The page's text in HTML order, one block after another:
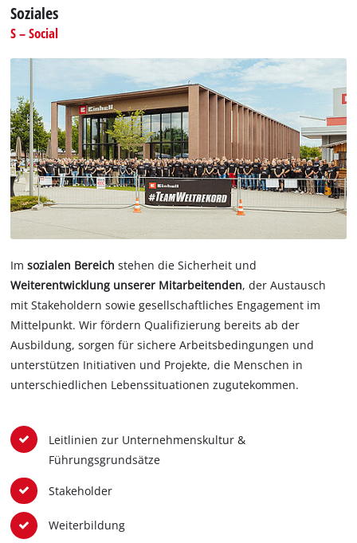
Soziales
S – Social
Imsozialen Bereich stehen die Sicherheit und
Weiterentwicklung unserer Mitarbeitenden, der Austausch
mit Stakeholdern sowie gesellschaftliches Engagement im
Mittelpunkt. Wir fördern Qualifizierung bereits ab der
Ausbildung, sorgen für sichere Arbeitsbedingungen und
unterstützen Initiativen und Projekte, die Menschen in
unterschiedlichen Lebenssituationen zugutekommen.
Leitlinien zur Unternehmenskultur &
Führungsgrundsätze
Stakeholder
Weiterbildung